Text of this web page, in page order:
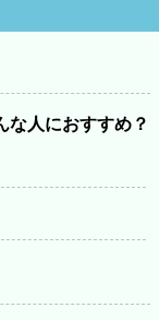
な人におすすめ？